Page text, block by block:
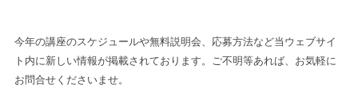
今年の講座のスケジュールや無料説明会、応募方法など当ウェブサイ
ト内に新しい情報が掲載されております。ご不明等あれば、お気軽に
お問合せくださいませ。